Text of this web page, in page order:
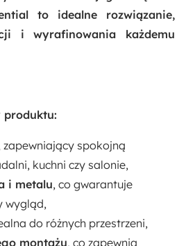
montażuto idealne rozwiązanie,
i wyrafinowania każdemu
produktu:
zapewniający spokojną
kuchni czy salonie,
i metalu, co gwarantuje
wygląd,
do różnych przestrzeni,
montażu, co zapewnia